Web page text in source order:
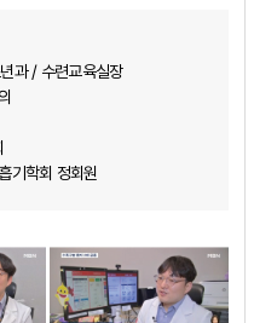
과 / 수련교육실장
기학회 정회원